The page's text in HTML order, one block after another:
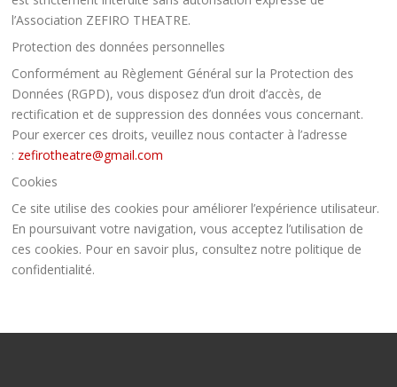
l’Association ZEFIRO THEATRE.
Protection des données personnelles
Conformément au Règlement Général sur la Protection des
Données (RGPD), vous disposez d’un droit d’accès, de
rectification et de suppression des données vous concernant.
Pour exercer ces droits, veuillez nous contacter à l’adresse
: zefirotheatre@gmail.com
Cookies
Ce site utilise des cookies pour améliorer l’expérience utilisateur.
En poursuivant votre navigation, vous acceptez l’utilisation de
ces cookies. Pour en savoir plus, consultez notre politique de
confidentialité.